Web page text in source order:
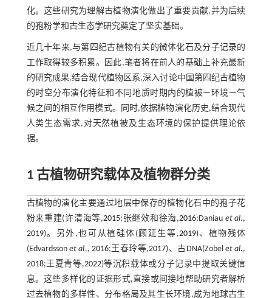
化。这些研究为理解古植物演化做出了重要贡献,并为后续
的孢粉学和古生态学研究奠定了坚实基础。
近几十年来,与第四纪古植物有关的微体化石及分子记录的
工作取得较多积累。因此,笔者将在前人的基础上补充最新
的研究成果,结合现代植物区系,深入讨论中国第四纪古植物
的时空分布演化特征和不同地质时期内的植被—环境—气
候之间的相互作用模式。同时,依据植物演化历史,结合现代
人类生态需求,对天然植被及生态环境的保护提供理论依
据。
1 古植物研究载体及植物群分类
古植物的演化主要通过地层中保存的植物化石中的孢子花
粉来重建(许清海等,2015;张继效和徐海,2016;Daniau et al.,
2019)。另外,也可从植硅体(顾延生等,2019)、植物残体
(Edvardssonet al., 2016;王春玲等,2017)、古DNA(Zobel et al.,
2018;王夏青等,2022)等沉积载体或分子记录中提取关键信
息。这些多样化的证据形式,直接或间接地帮助研究者解析
过去植物的多样性、分布格局及其生长环境,成为地球古生